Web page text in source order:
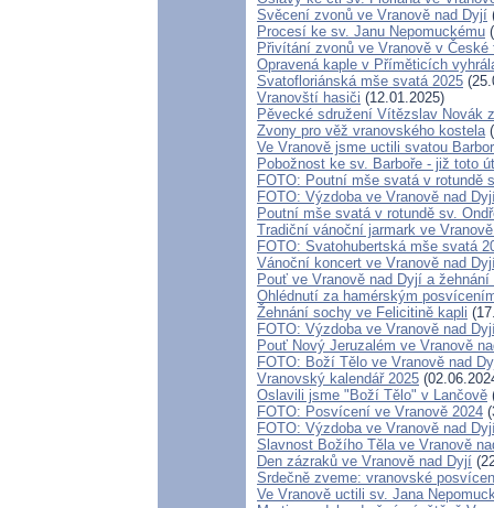
Svěcení zvonů ve Vranově nad Dyjí
Procesí ke sv. Janu Nepomuckému
Přivítání zvonů ve Vranově v České
Opravená kaple v Příměticích
Svatofloriánská mše svatá 2025
Vranovští hasiči (12.01.2025)
Pěvecké sdružení Vítězslav Novák
Zvony pro věž vranovského kostela
Ve Vranově jsme uctili svatou
Pobožnost ke sv. Barboře - již toto
FOTO: Poutní mše svatá v rotundě
FOTO: Výzdoba ve Vranově nad
Poutní mše svatá v rotundě sv.
Tradiční vánoční jarmark ve
FOTO: Svatohubertská mše svatá
Vánoční koncert ve Vranově nad
Pouť ve Vranově nad Dyjí a
Ohlédnutí za hamérským
Žehnání sochy ve Felicitině kapli
FOTO: Výzdoba ve Vranově nad
Pouť Nový Jeruzalém ve Vranově
FOTO: Boží Tělo ve Vranově nad
Vranovský kalendář 2025
Oslavili jsme "Boží Tělo" v Lančově
FOTO: Posvícení ve Vranově 2024
FOTO: Výzdoba ve Vranově nad
Slavnost Božího Těla ve Vranově
Den zázraků ve Vranově nad Dyjí
Srdečně zveme: vranovské
Ve Vranově uctili sv. Jana